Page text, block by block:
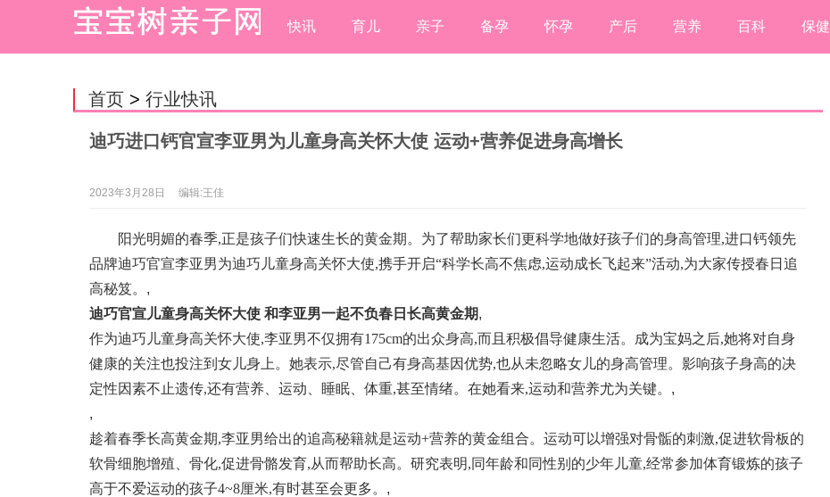
快讯 育儿 亲子 备孕 怀孕 产后 营养 百科 保健
首页 > 行业快讯
迪巧进口钙官宣李亚男为儿童身高关怀大使 运动+营养促进身高增长
2023年3月28日 编辑:王佳
阳光明媚的春季,正是孩子们快速生长的黄金期。为了帮助家长们更科学地做好孩子们的身高管理,进口钙领先
品牌迪巧官宣李亚男为迪巧儿童身高关怀大使,携手开启“科学长高不焦虑,运动成长飞起来”活动,为大家传授春日追
高秘笈。 ,
迪巧官宣儿童身高关怀大使 和李亚男一起不负春日长高黄金期,
作为迪巧儿童身高关怀大使,李亚男不仅拥有175cm的出众身高,而且积极倡导健康生活。成为宝妈之后,她将对自身
健康的关注也投注到女儿身上。她表示,尽管自己有身高基因优势,也从未忽略女儿的身高管理。影响孩子身高的决
定性因素不止遗传,还有营养、运动、睡眠、体重,甚至情绪。在她看来,运动和营养尤为关键。 ,
,
趁着春季长高黄金期,李亚男给出的追高秘籍就是运动+营养的黄金组合。运动可以增强对骨骺的刺激,促进软骨板的
软骨细胞增殖、骨化,促进骨骼发育,从而帮助长高。研究表明,同年龄和同性别的少年儿童,经常参加体育锻炼的孩子
高于不爱运动的孩子4~8厘米,有时甚至会更多。 ,